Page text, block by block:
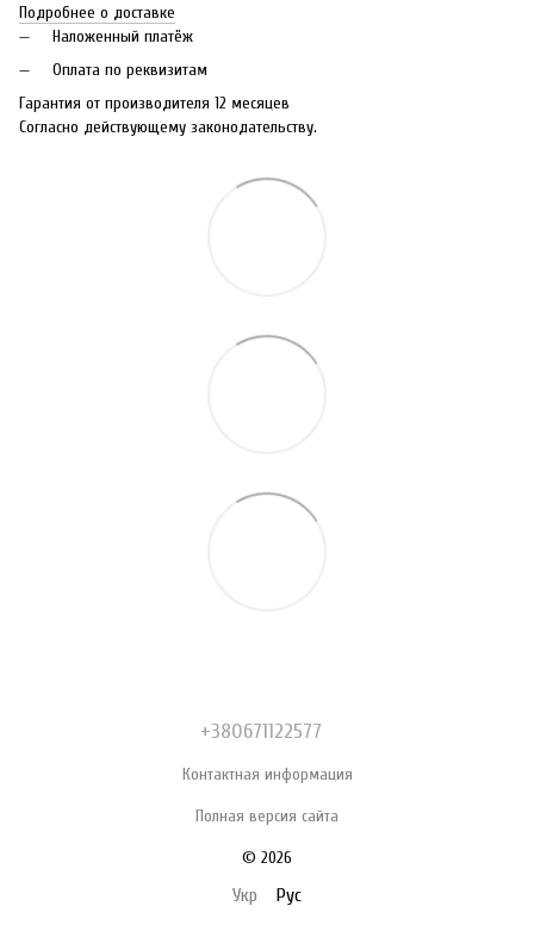
Подробнее о доставке
Наложенный платёж
Оплата по реквизитам
Гарантия от производителя 12 месяцев
Согласно действующему законодательству.
+380671122577
Контактная информация
Полная версия сайта
© 2026
Укр Рус